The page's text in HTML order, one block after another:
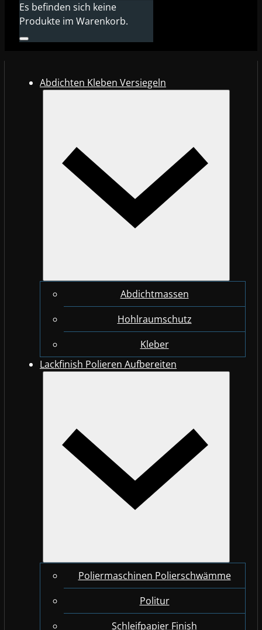
Es befinden sich keine
Produkte im Warenkorb.
Abdichten Kleben Versiegeln
Abdichtmassen
Hohlraumschutz
Kleber
Lackfinish Polieren Aufbereiten
Poliermaschinen Polierschwämme
Politur
Schleifpapier Finish